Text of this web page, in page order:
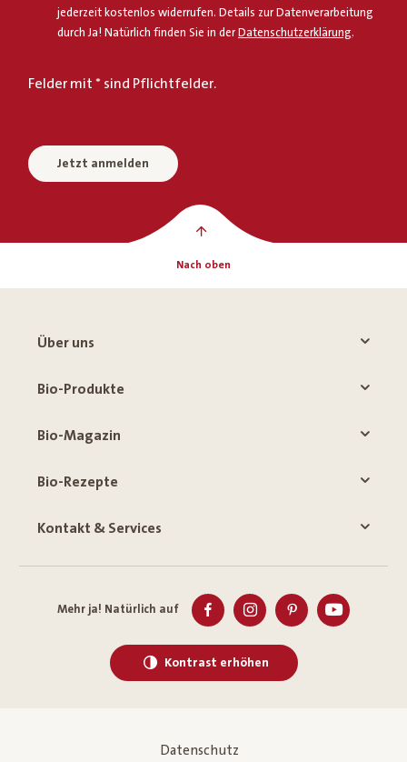
jederzeit kostenlos widerrufen. Details zur Datenverarbeitung
durch Ja! Natürlich finden Sie in derDatenschutzerklärung.
Felder mit * sind Pflichtfelder.
Jetzt anmelden
Nach oben
Über uns
Bio-Produkte
Bio-Magazin
Bio-Rezepte
Kontakt & Services
Mehr ja! Natürlich auf
Kontrast erhöhen
Datenschutz